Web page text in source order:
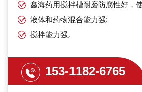
鑫海药用搅拌槽耐磨防腐性好，
液体和药物混合能力强;
搅拌能力强。
153-1182-6765